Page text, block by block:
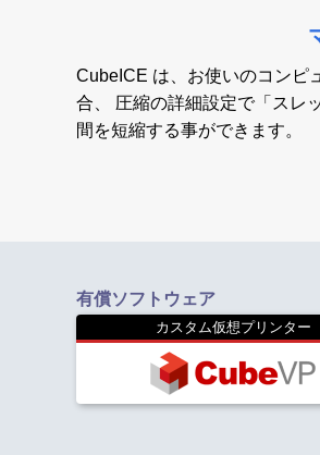
CubeICE は、お使いのコンピ
合、 圧縮の詳細設定で「スレ
間を短縮する事ができます。
有償ソフトウェア
カスタム仮想プリンター